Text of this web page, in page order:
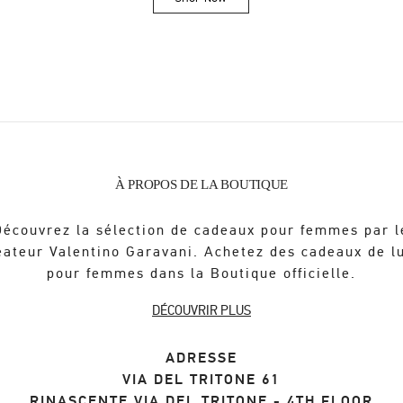
Link Opens in New Tab
À PROPOS DE LA BOUTIQUE
la sélection de cadeaux pour femmes par
Valentino Garavani. Achetez des cadeaux de
pour femmes dans la Boutique officielle.
DÉCOUVRIR PLUS
ADRESSE
VIA DEL TRITONE 61